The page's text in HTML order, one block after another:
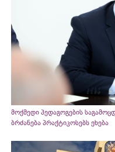
მოქმედი პედაგოგების
ბრძანება პრაქტიკოსებს ეხება